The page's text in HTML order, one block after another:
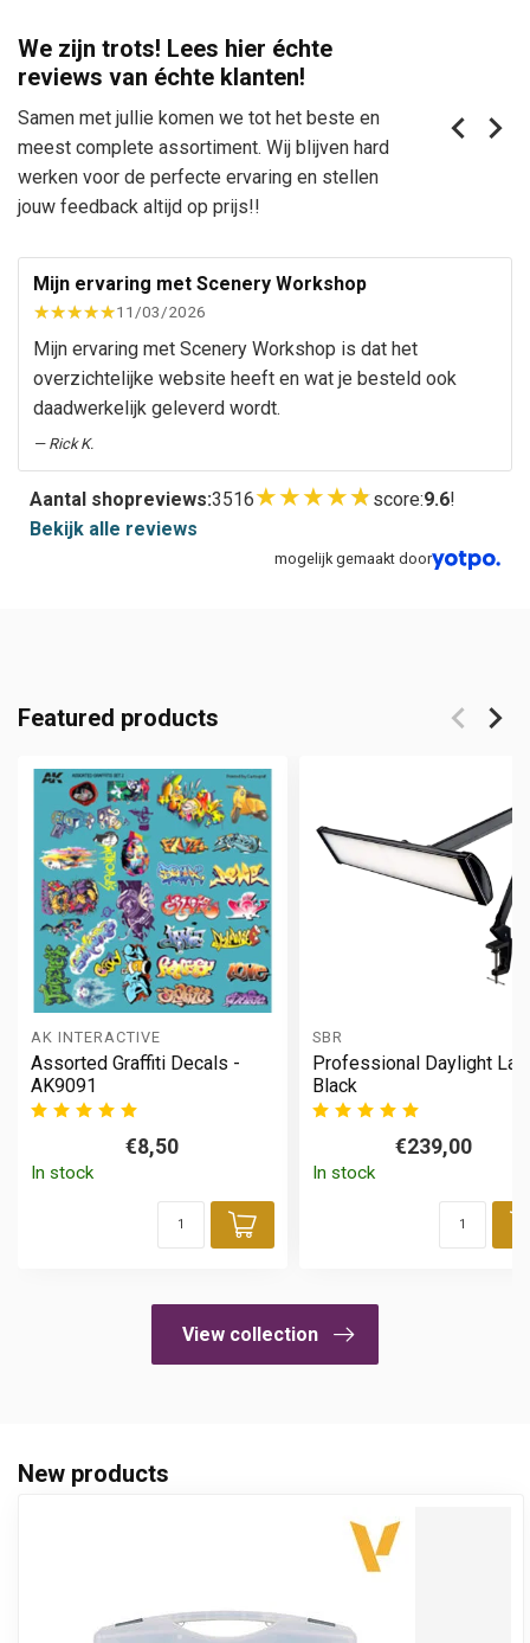
We zijn trots! Lees hier échte
reviews van échte klanten!
Samen met jullie komen we tot het beste en
meest complete assortiment. Wij blijven hard
werken voor de perfecte ervaring en stellen
jouw feedback altijd op prijs!!
Mijn ervaring met Scenery Workshop
11/03/2026
Mijn ervaring met Scenery Workshop is dat het
overzichtelijke website heeft en wat je besteld ook
daadwerkelijk geleverd wordt.
— Rick K.
Aantal shopreviews:3516★★★★★score:9.6!
Bekijk alle reviews
mogelijk gemaakt door
Featured products
AK INTERACTIVE
Assorted Graffiti Decals -
AK9091
€8,50
In stock
Add to cart
SBR
Professional Daylight
Black
€239,00
In stock
View collection
New products